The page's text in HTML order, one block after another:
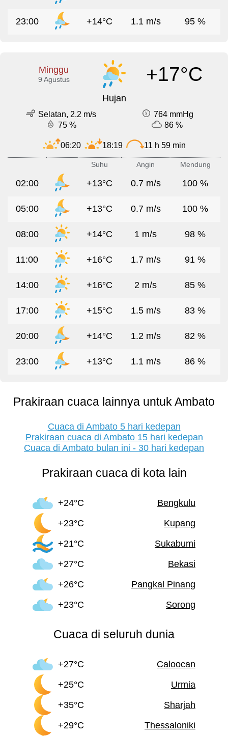
23:00 +14°C 1.1 m/s 95 %
Minggu
9 Agustus +17°C
Hujan
Selatan, 2.2 m/s
764 mmHg
75 %
86 %
06:20 18:19 11 h 59 min
Suhu Angin Mendung
02:00 +13°C 0.7 m/s 100 %
05:00 +13°C 0.7 m/s 100 %
08:00 +14°C 1 m/s 98 %
11:00 +16°C 1.7 m/s 91 %
14:00 +16°C 2 m/s 85 %
17:00 +15°C 1.5 m/s 83 %
20:00 +14°C 1.2 m/s 82 %
23:00 +13°C 1.1 m/s 86 %
Prakiraan cuaca lainnya untuk Ambato
Cuaca di Ambato 5 hari kedepan
Prakiraan cuaca di Ambato 15 hari kedepan
Cuaca di Ambato bulan ini - 30 hari kedepan
Prakiraan cuaca di kota lain
+24°C
Bengkulu
+23°C
Kupang
+21°C
Sukabumi
+27°C
Bekasi
+26°C
Pangkal Pinang
+23°C
Sorong
Cuaca di seluruh dunia
+27°C
Caloocan
+25°C
Urmia
+35°C
Sharjah
+29°C
Thessaloniki